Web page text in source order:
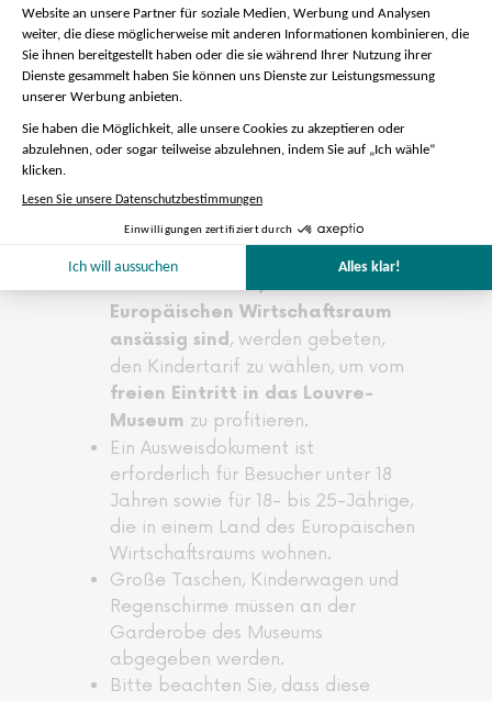
Schifffahrt und einen Plan, der Sie
zum Abfahrtsort führt.
Dies ist keine geführte Tour,
sondern eine Aktivität mit einem
Host, der Sie in das Louvre-Museum
begleitet.
18:00 Uhr (außer freitags).
Gruppentouren bis zu 20 Personen
Besucher unter 18 Jahren sowie
unter 26 Jahren, wenn sie im
Europäischen Wirtschaftsraum
ansässig sind, werden gebeten,
den Kindertarif zu wählen, um vom
freien Eintritt in das Louvre-
Museum zu profitieren.
Ein Ausweisdokument ist
erforderlich für Besucher unter 18
Jahren sowie für 18- bis 25-Jährige,
die in einem Land des Europäischen
Wirtschaftsraums wohnen.
Große Taschen, Kinderwagen und
Regenschirme müssen an der
Garderobe des Museums
abgegeben werden.
Bitte beachten Sie, dass diese